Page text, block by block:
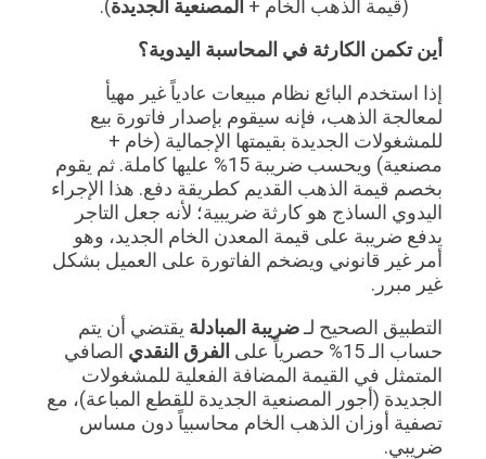
(قيمة الذهب الخام + المصنعية الجديدة).
أين تكمن الكارثة في المحاسبة اليدوية؟
إذا استخدم البائع نظام مبيعات عادياً غير مهيأ
لمعالجة الذهب، فإنه سيقوم بإصدار فاتورة بيع
للمشغولات الجديدة بقيمتها الإجمالية (خام +
مصنعية) ويحسب ضريبة 15% عليها كاملة. ثم يقوم
بخصم قيمة الذهب القديم كطريقة دفع. هذا الإجراء
اليدوي الساذج هو كارثة ضريبية؛ لأنه جعل التاجر
يدفع ضريبة على قيمة المعدن الخام الجديد، وهو
أمر غير قانوني ويضخم الفاتورة على العميل بشكل
غير مبرر.
التطبيق الصحيح لـضريبة المبادلة يقتضي أن يتم
حساب الـ 15% حصرياً على
الفرق النقدي الصافي
المتمثل في القيمة المضافة الفعلية للمشغولات
الجديدة (أجور المصنعية الجديدة للقطع المباعة)، مع
تصفية أوزان الذهب الخام محاسبياً دون مساس
ضريبي.